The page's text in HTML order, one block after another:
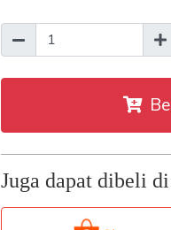
Juga dapat dibeli